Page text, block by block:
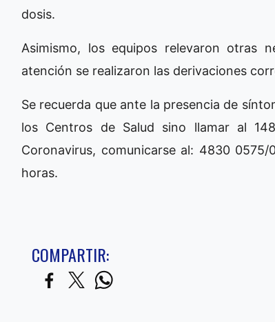
dosis.
Asimismo, los equipos relevaron otras
atención se realizaron las derivaciones
Se recuerda que ante la presencia de
los Centros de Salud sino llamar al
Coronavirus, comunicarse al: 4830
horas.
COMPARTIR: